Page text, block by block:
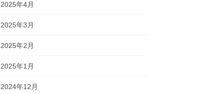
2025年4月
2025年3月
2025年2月
2025年1月
2024年12月